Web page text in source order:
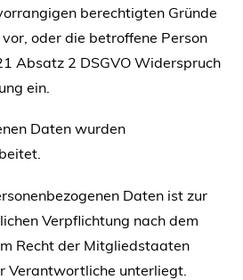
berechtigten Gründe
oder die betroffene Person
Absatz 2 DSGVO Widerspruch
ein.
Daten wurden
Daten ist zur
Verpflichtung nach dem
Recht der Mitgliedstaaten
Verantwortliche unterliegt.